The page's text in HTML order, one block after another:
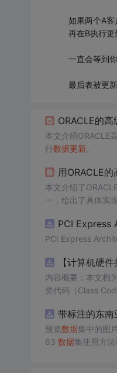
如果两个A客
再在B执行更
一直会等到
最后表被更
ORACLE的
本文介绍ORACLE
行数据更新。
用ORACLE
本文介绍了
一，给出了具体实
PCI Express
PCI Express
【计算机硬
内容概要：本文档
类代码（Class
带标注的东南
预览数据集中的图
63 数据集使用方